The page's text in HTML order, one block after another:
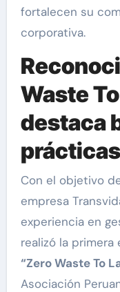
fortalecen su
corporativa.
Waste
destaca
prácticas
Con el objetivo
empresa
experiencia en
realizó la
“Zero Waste To
Asociación